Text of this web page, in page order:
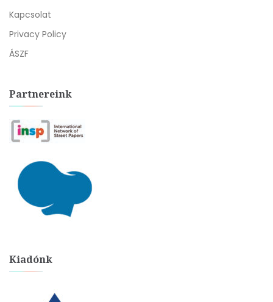
Kapcsolat
Privacy Policy
ÁSZF
Partnereink
Kiadónk